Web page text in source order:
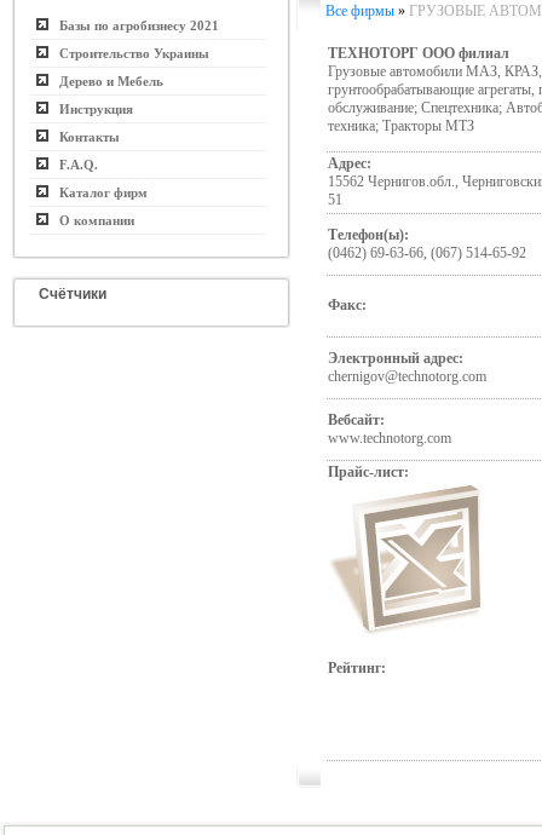
Базы по агробизнесу 2021
Строительство Украины
Дерево и Мебель
Инструкция
Контакты
F.A.Q.
Каталог фирм
О компании
Счётчики
Все фирмы » ГРУЗОВЫЕ
ТЕХНОТОРГ ООО филиал
Грузовые автомобили МАЗ,
грунтообрабатывающие агрегаты,
обслуживание; Спецтехника;
техника; Тракторы МТЗ
Адрес:
15562 Чернигов.обл.,
51
Телефон(ы):
(0462) 69-63-66, (067) 514-65-92
Факс:
Электронный адрес:
chernigov@technotorg.com
Вебсайт:
www.technotorg.com
Прайс-лист:
Рейтинг: